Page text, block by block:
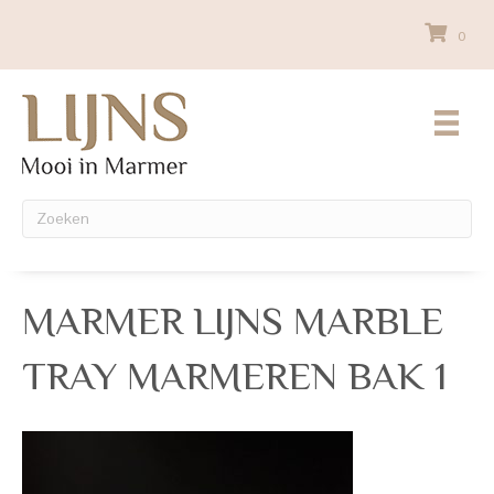
0
MARMER LIJNS MARBLE
TRAY MARMEREN BAK 1